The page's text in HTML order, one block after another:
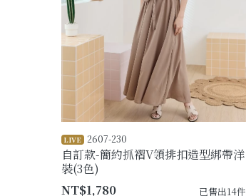
LIVE 2607-230
自訂款-簡約抓褶V領排扣造型綁帶洋
裝(3色)
NT$1,780
已售出14件